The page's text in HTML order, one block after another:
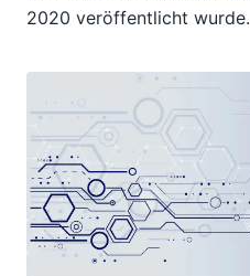
2020 veröffentlicht wurde.